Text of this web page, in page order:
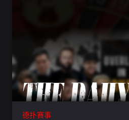
德扑赛事